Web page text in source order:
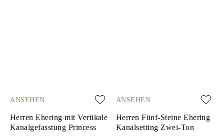
ANSEHEN
Herren Ehering mit Vertikale
Kanalgefasstung Princess
ANSEHEN
Herren Fünf-Steine Ehering
Kanalsetting Zwei-Ton